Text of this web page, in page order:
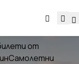
от
Самолетни